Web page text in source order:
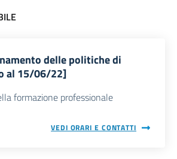
delle politiche di
al 15/06/22]
formazione professionale
VEDI ORARI E CONTATTI